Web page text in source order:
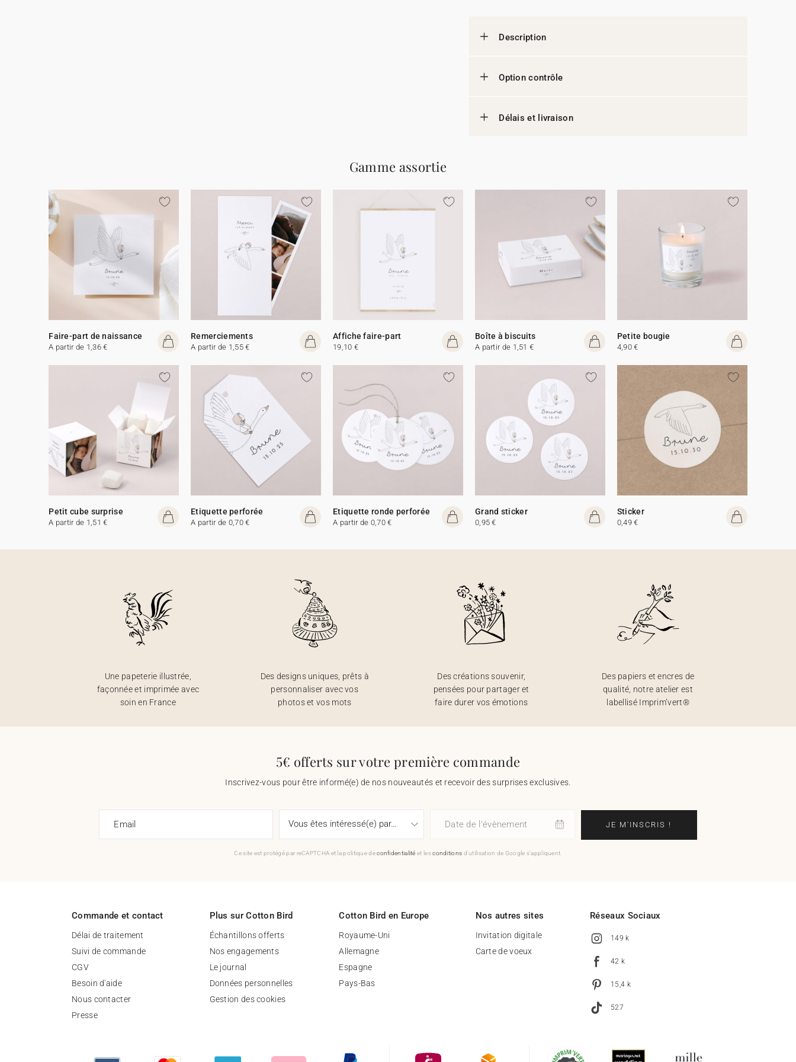
Description
Option contrôle
Délais et livraison
Gamme assortie
Faire-part de naissance
A partir de 1,36 €
Remerciements
A partir de 1,55 €
Affiche faire-part
19,10 €
Boîte à biscuits
A partir de 1,51 €
Petite bougie
4,90 €
Petit cube surprise
A partir de 1,51 €
Etiquette perforée
A partir de 0,70 €
Etiquette ronde perforée
A partir de 0,70 €
Grand sticker
0,95 €
Sticker
0,49 €
Une papeterie illustrée,
façonnée et imprimée avec
soin en France
Des designs uniques, prêts à
personnaliser avec vos
photos et vos mots
Des créations souvenir,
pensées pour partager et
faire durer vos émotions
Des papiers et encres de
qualité, notre atelier est
labellisé Imprim’vert®
5€ offerts sur votre première commande
Inscrivez-vous pour être informé(e) de nos nouveautés et recevoir des surprises exclusives.
Email Date de l'évènement JE M'INSCRIS !
Ce site est protégé par reCAPTCHA et la politique deconfidentialité et lesconditions d'utilisation de Google s'appliquent.
Commande et contact
Délai de traitement
Suivi de commande
CGV
Besoin d'aide
Nous contacter
Presse
Plus sur Cotton Bird
Échantillons offerts
Nos engagements
Le journal
Données personnelles
Gestion des cookies
Cotton Bird en Europe
Royaume-Uni
Allemagne
Espagne
Pays-Bas
Nos autres sites
Invitation digitale
Carte de voeux
Réseaux Sociaux
149 k
42 k
15,4 k
527